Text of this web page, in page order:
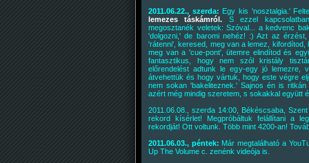
2011.06.22., szerda: Egy kis 'nosztalgia.'
lemezes táskámról. S ezzel
megosztanék veletek: Szóval... a kedvenc
'dolgozni,' de baromi nehéz! :) Azt az
'rátenni', keresed, meg van a lemez,
meg van a 'cue-pont', ütemre elindítod és
fantasztikus, hogy nem szól kristály
előrendelést adtunk le egy-egy jó lemezre,
átvehettük és hogy vártuk, hogy este végre
nem sokan 'bakeliteznek.' Sajnos én is
azért még mindig szeretem, s sokakkal együtt
2011.06.08., szerda 14:00, Békéscsaba,
rekord kísérlet! Megpróbáltuk felállítani a
rekordját! Ott voltunk. Több mint 4200-an!
2011.06.03., péntek: Már megtalálható a
Up The Volume c. zenénk videója is.